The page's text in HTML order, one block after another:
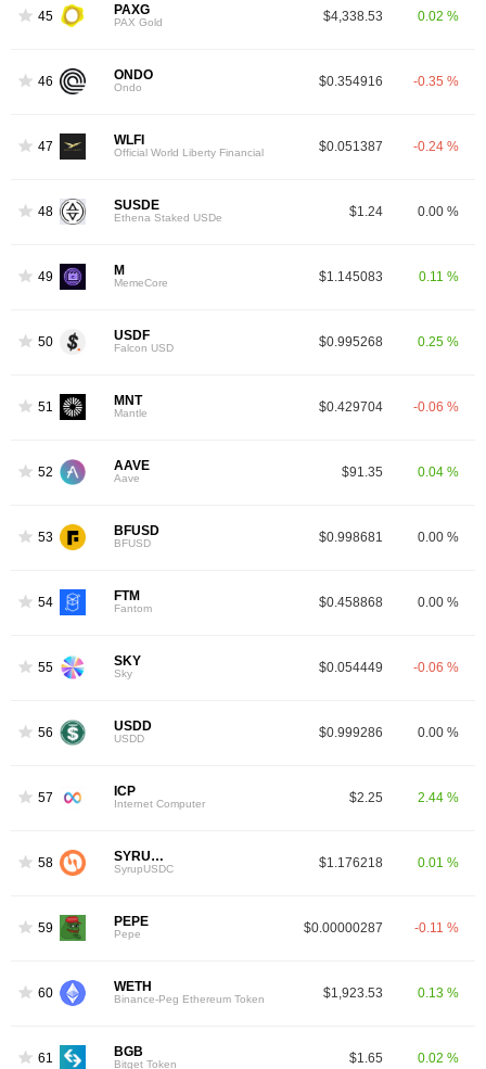
45 PAXG
PAX Gold $4,338.53 0.02 %
46 ONDO
Ondo $0.354916 -0.35 %
47 WLFI
Official World Liberty Financial $0.051387 -0.24 %
48 SUSDE
Ethena Staked USDe $1.24 0.00 %
49 M
MemeCore $1.145083 0.11 %
50 USDF
Falcon USD $0.995268 0.25 %
51 MNT
Mantle $0.429704 -0.06 %
52 AAVE
Aave $91.35 0.04 %
53 BFUSD
BFUSD $0.998681 0.00 %
54 FTM
Fantom $0.458868 0.00 %
55 SKY
Sky $0.054449 -0.06 %
56 USDD
USDD $0.999286 0.00 %
57 ICP
Internet Computer $2.25 2.44 %
58 SYRUPUSDC
SyrupUSDC $1.176218 0.01 %
59 PEPE
Pepe $0.00000287 -0.11 %
60 WETH
Binance-Peg Ethereum Token $1,923.53 0.13 %
61 BGB
Bitget Token $1.65 0.02 %